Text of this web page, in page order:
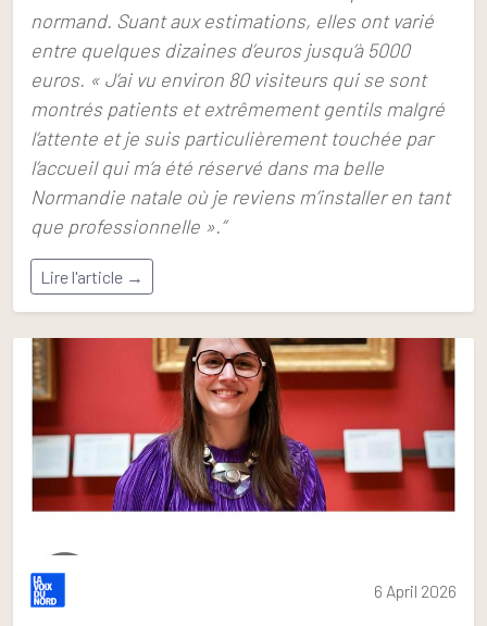
normand. Suant aux estimations, elles ont varié
entre quelques dizaines d’euros jusqu’à 5000
euros. « J’ai vu environ 80 visiteurs qui se sont
montrés patients et extrêmement gentils malgré
l’attente et je suis particulièrement touchée par
l’accueil qui m’a été réservé dans ma belle
Normandie natale où je reviens m’installer en tant
que professionnelle ».”
Lire l'article →
6 April 2026